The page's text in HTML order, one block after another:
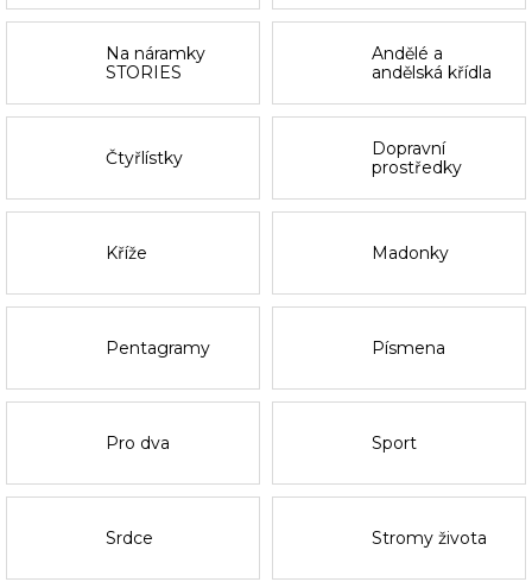
Na náramky
STORIES
Andělé a
andělská křídla
Čtyřlístky
Dopravní
prostředky
Kříže Madonky
Pentagramy Písmena
Pro dva Sport
Srdce Stromy života